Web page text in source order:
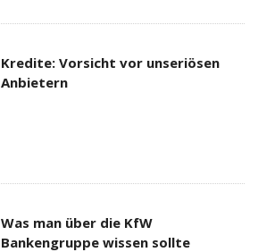
Kredite: Vorsicht vor unseriösen
Anbietern
Was man über die KfW
Bankengruppe wissen sollte